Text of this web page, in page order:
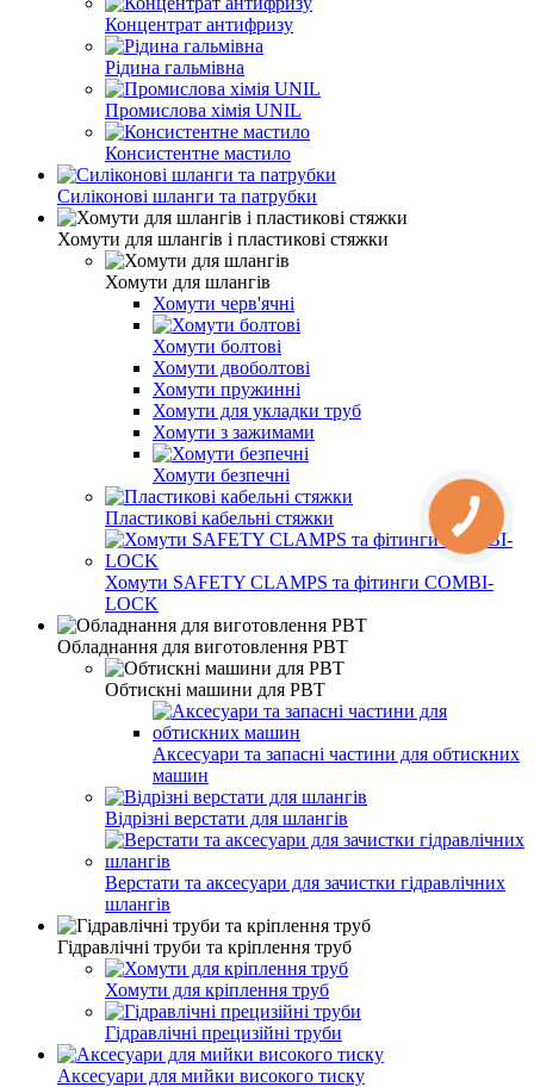
Концентрат антифризу
Рідина гальмівна
Промислова хімія UNIL
Консистентне мастило
Силіконові шланги та патрубки
Хомути для шлангів і пластикові стяжки
Хомути для шлангів
Хомути черв'ячні
Хомути болтові
Хомути двоболтові
Хомути пружинні
Хомути для укладки труб
Хомути з зажимами
Хомути безпечні
Пластикові кабельні стяжки
Хомути SAFETY CLAMPS та фітинги COMBI-
LOCK
Обладнання для виготовлення РВТ
Обтискні машини для РВТ
Аксесуари та запасні частини для обтискних
машин
Відрізні верстати для шлангів
Верстати та аксесуари для зачистки гідравлічних
шлангів
Гідравлічні труби та кріплення труб
Хомути для кріплення труб
Гідравлічні прецизійні труби
Аксесуари для мийки високого тиску